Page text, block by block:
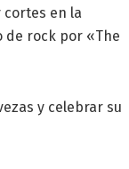
en la
de rock por «The
y celebrar su